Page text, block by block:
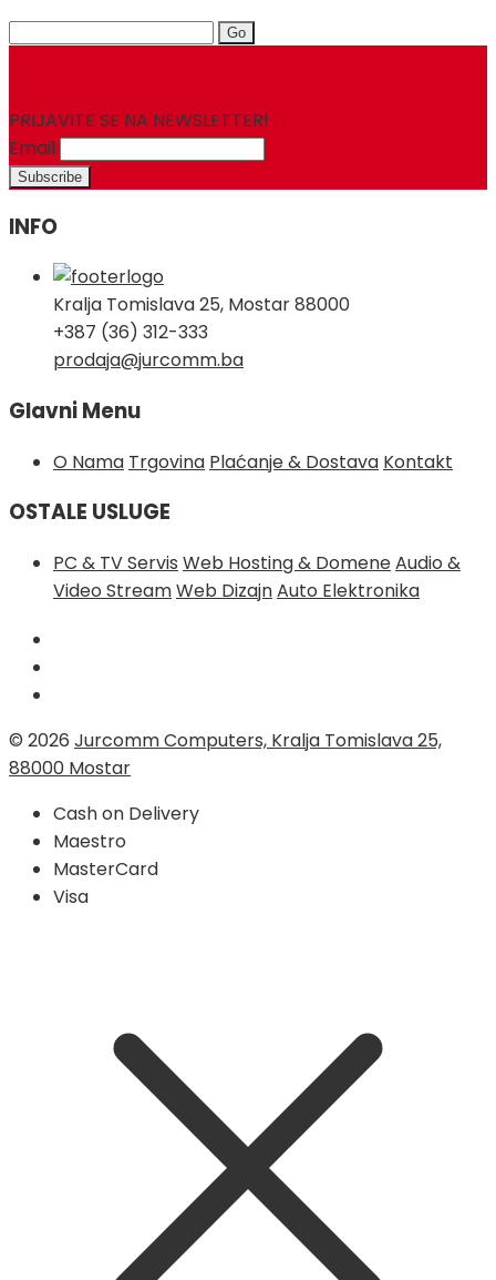
Search
PRIJAVITE SE NA NEWSLETTER!
Email
INFO
Kralja Tomislava 25, Mostar 88000
+387 (36) 312-333
prodaja@jurcomm.ba
Glavni Menu
O Nama Trgovina Plaćanje & Dostava Kontakt
OSTALE USLUGE
PC & TV Servis Web Hosting & DomeneAudio &
Video StreamWeb DizajnAuto Elektronika
© 2026 Jurcomm Computers, Kralja Tomislava 25,
88000 Mostar
Cash on Delivery
Maestro
MasterCard
Visa